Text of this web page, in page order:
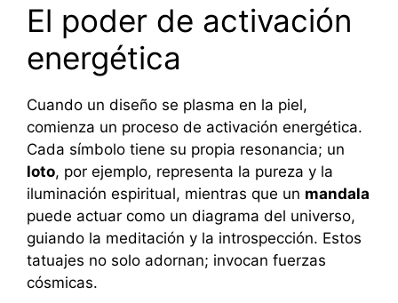
El poder de activación
energética
Cuando un diseño se plasma en la piel,
comienza un proceso de activación energética.
Cada símbolo tiene su propia resonancia; un
loto, por ejemplo, representa la pureza y la
iluminación espiritual, mientras que un mandala
puede actuar como un diagrama del universo,
guiando la meditación y la introspección. Estos
tatuajes no solo adornan; invocan fuerzas
cósmicas.